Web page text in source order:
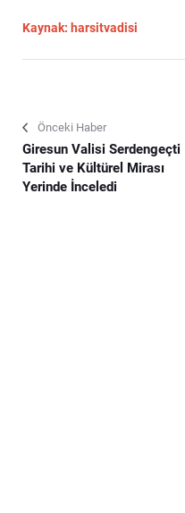
Kaynak: harsitvadisi
Önceki Haber
Giresun Valisi Serdengeçti
Tarihi ve Kültürel Mirası
Yerinde İnceledi